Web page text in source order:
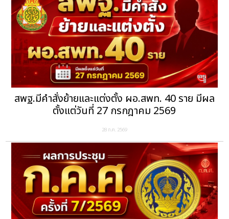
สพฐ.มีคำสั่งย้ายและแต่งตั้ง ผอ.สพท. 40 ราย มีผล
ตั้งแต่วันที่ 27 กรกฎาคม 2569
28 ก.ค. 2569